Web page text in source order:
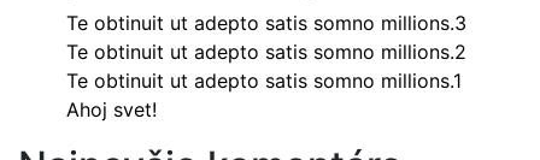
Te obtinuit ut adepto satis somno millions.3
Te obtinuit ut adepto satis somno millions.2
Te obtinuit ut adepto satis somno millions.1
Ahoj svet!